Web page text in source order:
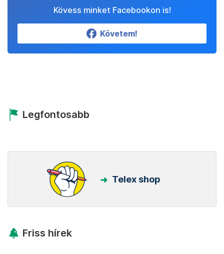
Kövess minket Facebookon is!
Követem!
Legfontosabb
Telex shop
Friss hírek